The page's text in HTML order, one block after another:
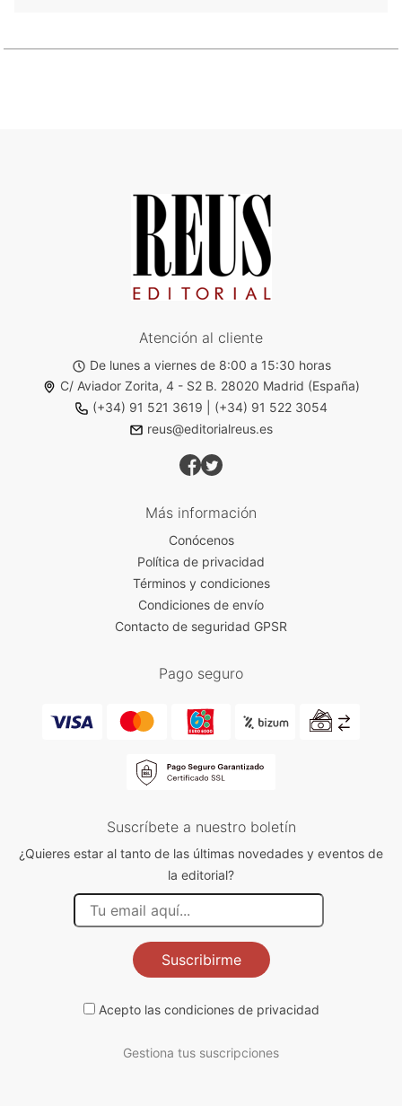
Atención al cliente
De lunes a viernes de 8:00 a 15:30 horas
C/ Aviador Zorita, 4 - S2 B. 28020 Madrid (España)
(+34) 91 521 3619
(+34) 91 522 3054
reus@editorialreus.es
Más información
Conócenos
Política de privacidad
Términos y condiciones
Condiciones de envío
Contacto de seguridad GPSR
Pago seguro
Suscríbete a nuestro boletín
¿Quieres estar al tanto de las últimas novedades y eventos de
la editorial?
Suscribirme
Acepto las condiciones de privacidad
Gestiona tus suscripciones